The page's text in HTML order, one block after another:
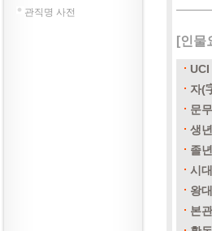
관직명 사전
[인물
UCI
자(
문
생년
졸년
시대
왕대
본관